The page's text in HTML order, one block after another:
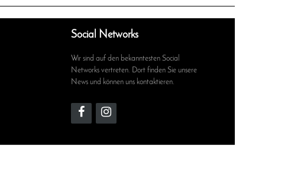
Social Networks
Wir sind auf den bekanntesten Social
Networks vertreten. Dort finden Sie unsere
News und können uns kontaktieren.